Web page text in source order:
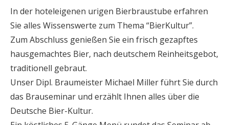
In der hoteleigenen urigen Bierbraustube erfahren
Sie alles Wissenswerte zum Thema “BierKultur”.
Zum Abschluss genießen Sie ein frisch gezapftes
hausgemachtes Bier, nach deutschem Reinheitsgebot,
traditionell gebraut.
Unser Dipl. Braumeister Michael Miller führt Sie durch
das Brauseminar und erzählt Ihnen alles über die
Deutsche Bier-Kultur.